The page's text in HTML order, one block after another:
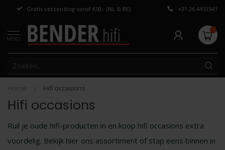
Gratis verzending vanaf €50,- (NL & BE) Persoonlijk
+31 26 4453541
MENU
Home Hifi occasions
Hifi occasions
Ruil je oude hifi-producten in en koop hifi occasions extra
voordelig. Bekijk hier ons assortiment of stap eens binnen in